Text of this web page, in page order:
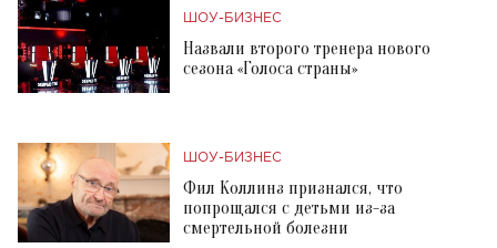
ШОУ-БИЗНЕС
Назвали второго тренера нового
сезона «Голоса страны»
ШОУ-БИЗНЕС
Фил Коллинз признался, что
попрощался с детьми из-за
смертельной болезни